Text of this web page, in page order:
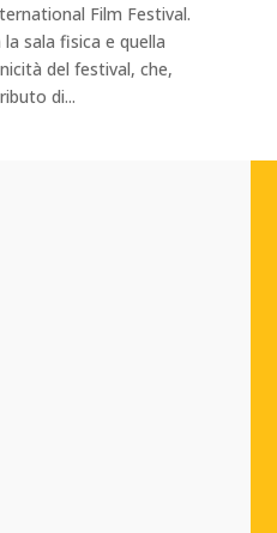
Film Festival.
sala fisica e quella
del festival, che,
di...